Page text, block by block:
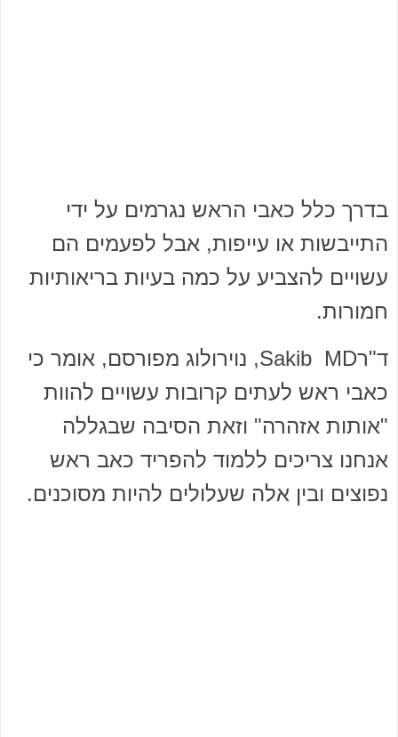
בדרך כלל כאבי הראש נגרמים על ידי
התייבשות או עייפות, אבל לפעמים הם
עשויים להצביע על כמה בעיות בריאותיות
חמורות.
ד"רSakib MD, נוירולוג מפורסם, אומר כי
כאבי ראש לעתים קרובות עשויים להוות
"אותות אזהרה" וזאת הסיבה שבגללה
אנחנו צריכים ללמוד להפריד כאב ראש
נפוצים ובין אלה שעלולים להיות מסוכנים.